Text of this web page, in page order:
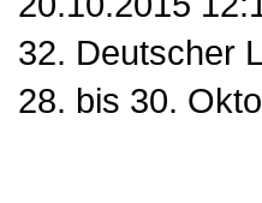
32. Deutscher
28. bis 30.